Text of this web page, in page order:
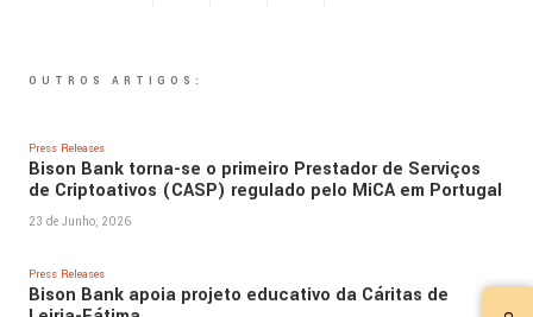
OUTROS ARTIGOS:
Press Releases
Bison Bank torna-se o primeiro Prestador de Serviços
de Criptoativos (CASP) regulado pelo MiCA em Portugal
23 de Junho, 2026
Press Releases
Bison Bank apoia projeto educativo da Cáritas de